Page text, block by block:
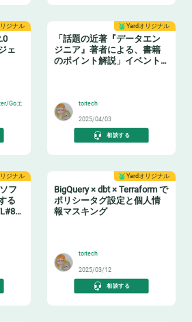
ジナル
ェ
Goエ
Yardオリジナル
「話題の近著『データエン
ジニア』著者による、書籍
のポイント解説」イベント
toitech
2025/04/03
相談する
ジナル
フ
る
Yardオリジナル
BigQuery × dbt × Terraform で
ポリシータグ設定と個人情
報マスキング
toitech
2025/03/12
相談する